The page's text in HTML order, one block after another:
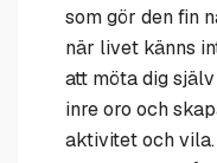
som gör den fin
när livet känns
att möta dig
inre oro och
aktivitet och